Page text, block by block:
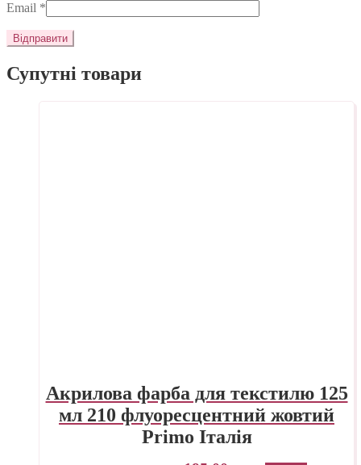
Email *
Супутні товари
Акрилова фарба для текстилю 125
мл 210 флуоресцентний жовтий
Primo Італія